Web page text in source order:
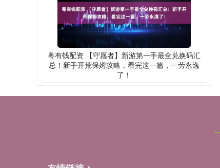
粤有钱配资 【守愿者】新游第一手最全兑换码汇
总！新手开荒保姆攻略，看完这一篇，一劳永逸
了！